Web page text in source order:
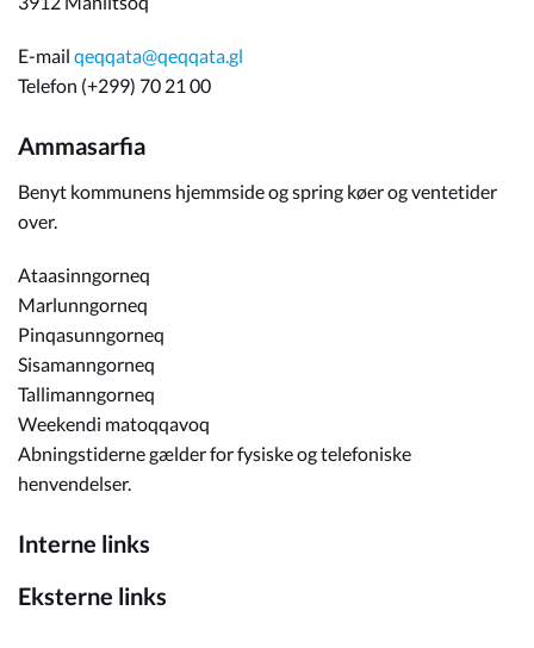
E-mail qeqqata@qeqqata.gl
Telefon (+299) 70 21 00
Ammasarfia
Benyt kommunens hjemmside og spring køer og ventetider
over.
Ataasinngorneq
Marlunngorneq
Pinqasunngorneq
Sisamanngorneq
Tallimanngorneq
Weekendi matoqqavoq
Abningstiderne gælder for fysiske og telefoniske
henvendelser.
Interne links
Eksterne links